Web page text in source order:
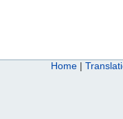
Home |